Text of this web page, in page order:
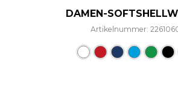
DAMEN-
Artikelnummer: